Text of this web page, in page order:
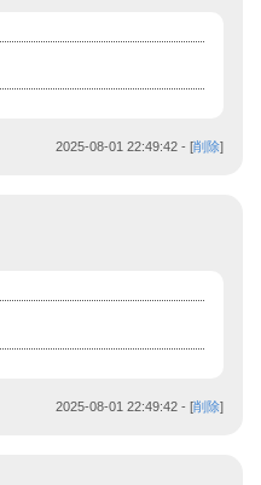
2025-08-01 22:49:42 - [削除]
2025-08-01 22:49:42 - [削除]